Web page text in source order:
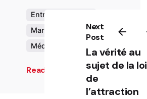
Next
Post
La vérité au
sujet de la loi
de
l’attraction
Entrepreneurship
Marketing
Média
Read More